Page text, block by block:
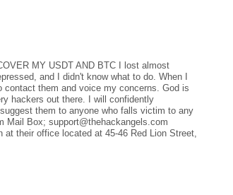
MY USDT AND BTC I lost almost
and I didn't know what to do. When I
contact them and voice my concerns. God is
hackers out there. I will confidently
them to anyone who falls victim to any
Mail Box; support@thehackangels.com
their office located at 45-46 Red Lion Street,